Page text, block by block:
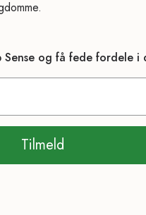
Sense og få fede fordele i
Tilmeld